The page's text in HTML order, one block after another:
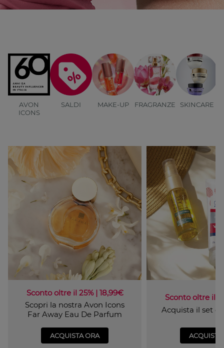
AVON
ICONS
SALDI MAKE-UP FRAGRANZE SKINCARE
Sconto oltre il 25% | 18,99€
Scopri la nostra Avon Icons
Far Away Eau De Parfum
ACQUISTA ORA
Sconto oltre il
Acquista il set
ACQUISTA